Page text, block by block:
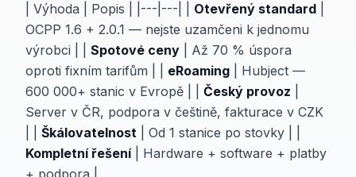
| Výhoda | Popis | |---|---| | Otevřený standard
OCPP 1.6 + 2.0.1 — nejste uzamčeni k jednomu
výrobci | | Spotové ceny | Až 70 % úspora
oproti fixním tarifům | | eRoaming | Hubject —
600 000+ stanic v Evropě | | Český provoz
Server v ČR, podpora v češtině, fakturace v CZK
Škálovatelnost | Od 1 stanice po stovky | |
Kompletní řešení| Hardware + software + platby
+ podpora |